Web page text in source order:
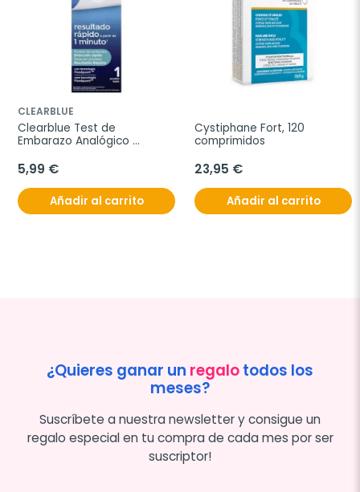
CLEARBLUE
Clearblue Test de
Embarazo Analógico
5,99 €
Añadir al carrito
Cystiphane Fort, 120
comprimidos
23,95 €
Añadir al carrito
¿Quieres ganar un regalotodos los
meses?
Suscríbete a nuestra newsletter y consigue un
regalo especial en tu compra de cada mes por ser
suscriptor!